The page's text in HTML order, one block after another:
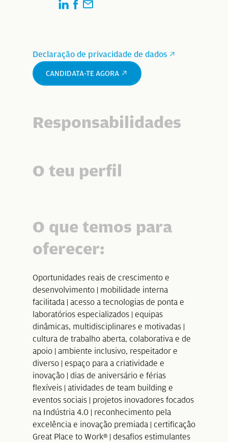
Declaração de privacidade de dados
CANDIDATA-TE AGORA
Responsabilidades
O teu perfil
O que temos para
oferecer:
Oportunidades reais de crescimento e
desenvolvimento | mobilidade interna
facilitada | acesso a tecnologias de ponta e
laboratórios especializados | equipas
dinâmicas, multidisciplinares e motivadas |
cultura de trabalho aberta, colaborativa e de
apoio | ambiente inclusivo, respeitador e
diverso | espaço para a criatividade e
inovação | dias de aniversário e férias
flexíveis | atividades de team building e
eventos sociais | projetos inovadores focados
na Indústria 4.0 | reconhecimento pela
excelência e inovação premiada | certificação
Great Place to Work® | desafios estimulantes